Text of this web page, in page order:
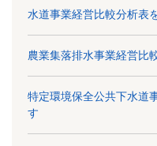
水道事業経営比較分析表
農業集落排水事業経営比
特定環境保全公共下水道
す